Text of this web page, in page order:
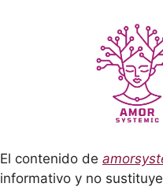
El contenido de
informativo y no